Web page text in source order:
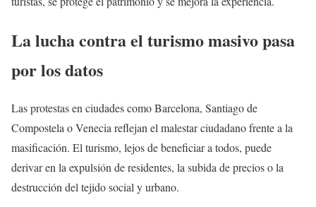
La lucha contra el turismo masivo pasa
por los datos
Las protestas en ciudades como Barcelona, Santiago de
Compostela o Venecia reflejan el malestar ciudadano frente a la
masificación. El turismo, lejos de beneficiar a todos, puede
derivar en la expulsión de residentes, la subida de precios o la
destrucción del tejido social y urbano.